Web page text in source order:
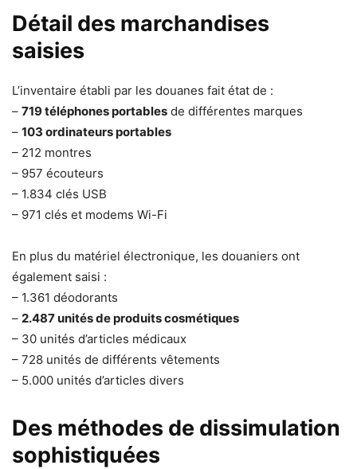
Détail des marchandises
saisies
L’inventaire établi par les douanes fait état de :
– 719 téléphones portables de différentes marques
– 103 ordinateurs portables
– 212 montres
– 957 écouteurs
– 1.834 clés USB
– 971 clés et modems Wi-Fi
En plus du matériel électronique, les douaniers ont
également saisi :
– 1.361 déodorants
– 2.487 unités de produits cosmétiques
– 30 unités d’articles médicaux
– 728 unités de différents vêtements
– 5.000 unités d’articles divers
Des méthodes de dissimulation
sophistiquées